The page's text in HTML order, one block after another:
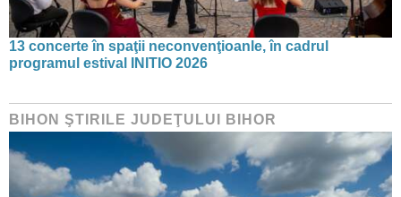
13 concerte în spaţii neconvenţioanle, în cadrul
programul estival INITIO 2026
BIHON ŞTIRILE JUDEŢULUI BIHOR